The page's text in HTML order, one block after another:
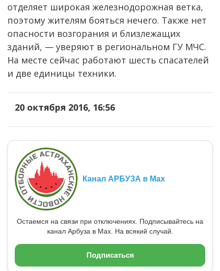
отделяет широкая железнодорожная ветка,
поэтому жителям бояться нечего. Также нет
опасности возгорания и близлежащих
зданий, — уверяют в региональном ГУ МЧС.
На месте сейчас работают шесть спасателей
и две единицы техники.
20 октября 2016, 16:56
Канал АРБУЗА в Max
Остаемся на связи при отключениях. Подписывайтесь на
канал Арбуза в Max. На всякий случай.
Подписаться